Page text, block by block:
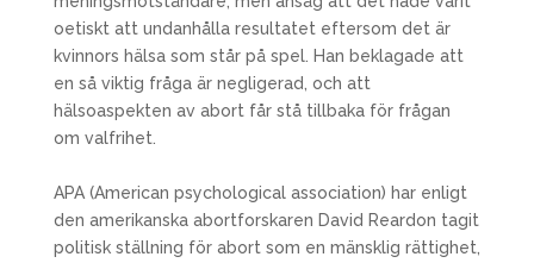
oetiskt att undanhålla resultatet eftersom det är
kvinnors hälsa som står på spel. Han beklagade att
en så viktig fråga är negligerad, och att
hälsoaspekten av abort får stå tillbaka för frågan
om valfrihet.
APA (American psychological association) har enligt
den amerikanska abortforskaren David Reardon tagit
politisk ställning för abort som en mänsklig rättighet,